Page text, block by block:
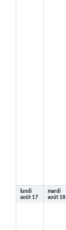
lundi
août 17
mardi
août 18